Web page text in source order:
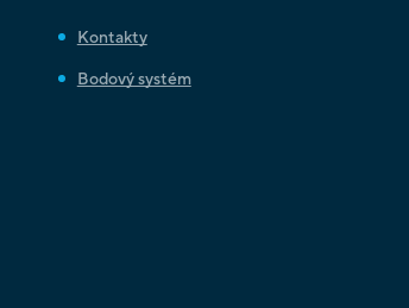
Kontakty
Bodový systém